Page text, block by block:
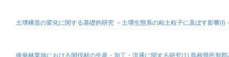
土壌構造の変化に関する基礎的研究 －土壌生態系の粘土粒子に及ぼす影響(I)
後発林業地における間伐材の生産・加工・流通に関する研究(1) 島根県邑智